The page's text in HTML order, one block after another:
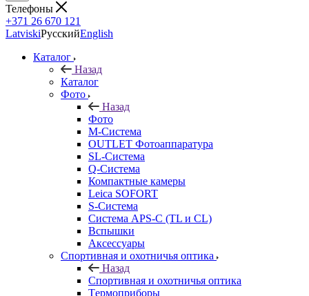
Телефоны
+371 26 670 121
LatviskiРусскийEnglish
Каталог
Назад
Каталог
Фото
Назад
Фото
M-Система
OUTLET Фотоаппаратура
SL-Система
Q-Cистема
Компактные камеры
Leica SOFORT
S-Система
Система APS-C (TL и CL)
Вспышки
Аксессуары
Спортивная и охотничья оптика
Назад
Спортивная и охотничья оптика
Tермоприборы